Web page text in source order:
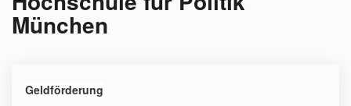
München
Geldförderung